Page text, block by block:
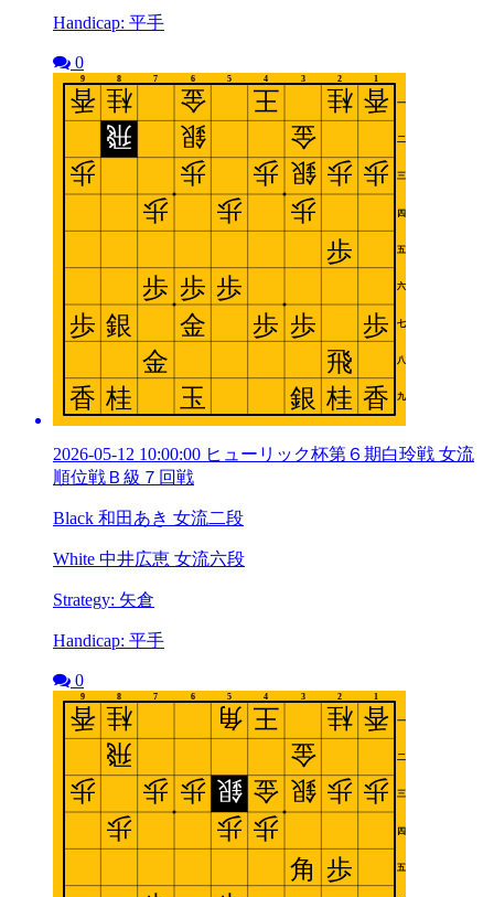
Handicap: 平手
0
2026-05-12 10:00:00 ヒューリック杯第６期白玲戦 女流
順位戦Ｂ級７回戦
Black 和田あき 女流二段
White 中井広恵 女流六段
Strategy: 矢倉
Handicap: 平手
0